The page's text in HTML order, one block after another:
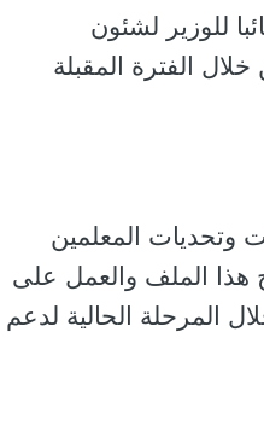
للوزير لشئون
الفترة المقبلة
وتحديات المعلمين
هذا الملف والعمل على
المرحلة الحالية لدعم